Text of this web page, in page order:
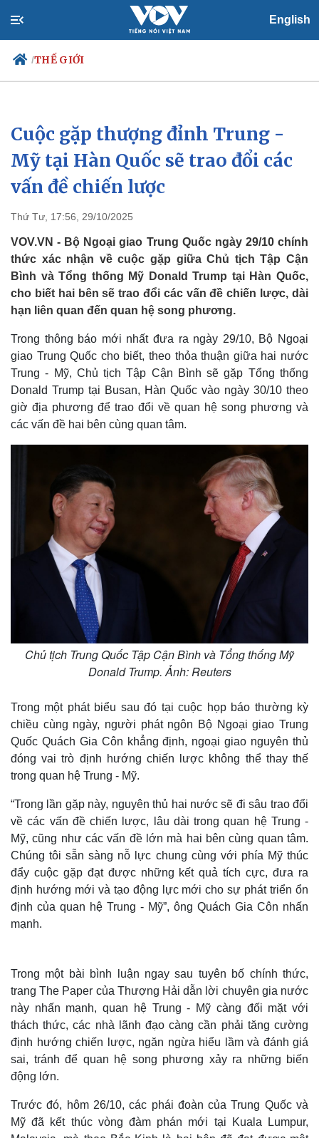
English
/THẾ GIỚI
Chính trị
Đảng
Tổ chức nhân sự
Quốc hội
Xã hội
Tin 24h
Dự báo thời tiết
Cuộc gặp thượng đỉnh Trung -
Mỹ tại Hàn Quốc sẽ trao đổi các
vấn đề chiến lược
Thứ Tư, 17:56, 29/10/2025
VOV.VN - Bộ Ngoại giao Trung Quốc ngày 29/10 chính
thức xác nhận về cuộc gặp giữa Chủ tịch Tập Cận
Bình và Tổng thống Mỹ Donald Trump tại Hàn Quốc,
cho biết hai bên sẽ trao đổi các vấn đề chiến lược, dài
hạn liên quan đến quan hệ song phương.
Trong thông báo mới nhất đưa ra ngày 29/10, Bộ Ngoại
giao Trung Quốc cho biết, theo thỏa thuận giữa hai nước
Trung - Mỹ, Chủ tịch Tập Cận Bình sẽ gặp Tổng thống
Donald Trump tại Busan, Hàn Quốc vào ngày 30/10 theo
giờ địa phương để trao đổi về quan hệ song phương và
các vấn đề hai bên cùng quan tâm.
Chủ tịch Trung Quốc Tập Cận Bình và Tổng thống Mỹ
Donald Trump. Ảnh: Reuters
Trong một phát biểu sau đó tại cuộc họp báo thường kỳ
chiều cùng ngày, người phát ngôn Bộ Ngoại giao Trung
Quốc Quách Gia Côn khẳng định, ngoại giao nguyên thủ
đóng vai trò định hướng chiến lược không thể thay thế
trong quan hệ Trung - Mỹ.
“Trong lần gặp này, nguyên thủ hai nước sẽ đi sâu trao đổi
về các vấn đề chiến lược, lâu dài trong quan hệ Trung -
Mỹ, cũng như các vấn đề lớn mà hai bên cùng quan tâm.
Chúng tôi sẵn sàng nỗ lực chung cùng với phía Mỹ thúc
đẩy cuộc gặp đạt được những kết quả tích cực, đưa ra
định hướng mới và tạo động lực mới cho sự phát triển ổn
định của quan hệ Trung - Mỹ”, ông Quách Gia Côn nhấn
mạnh.
Trong một bài bình luận ngay sau tuyên bố chính thức,
trang The Paper của Thượng Hải dẫn lời chuyên gia nước
này nhấn mạnh, quan hệ Trung - Mỹ càng đối mặt với
thách thức, các nhà lãnh đạo càng cần phải tăng cường
định hướng chiến lược, ngăn ngừa hiểu lầm và đánh giá
sai, tránh để quan hệ song phương xảy ra những biến
động lớn.
Trước đó, hôm 26/10, các phái đoàn của Trung Quốc và
Mỹ đã kết thúc vòng đàm phán mới tại Kuala Lumpur,